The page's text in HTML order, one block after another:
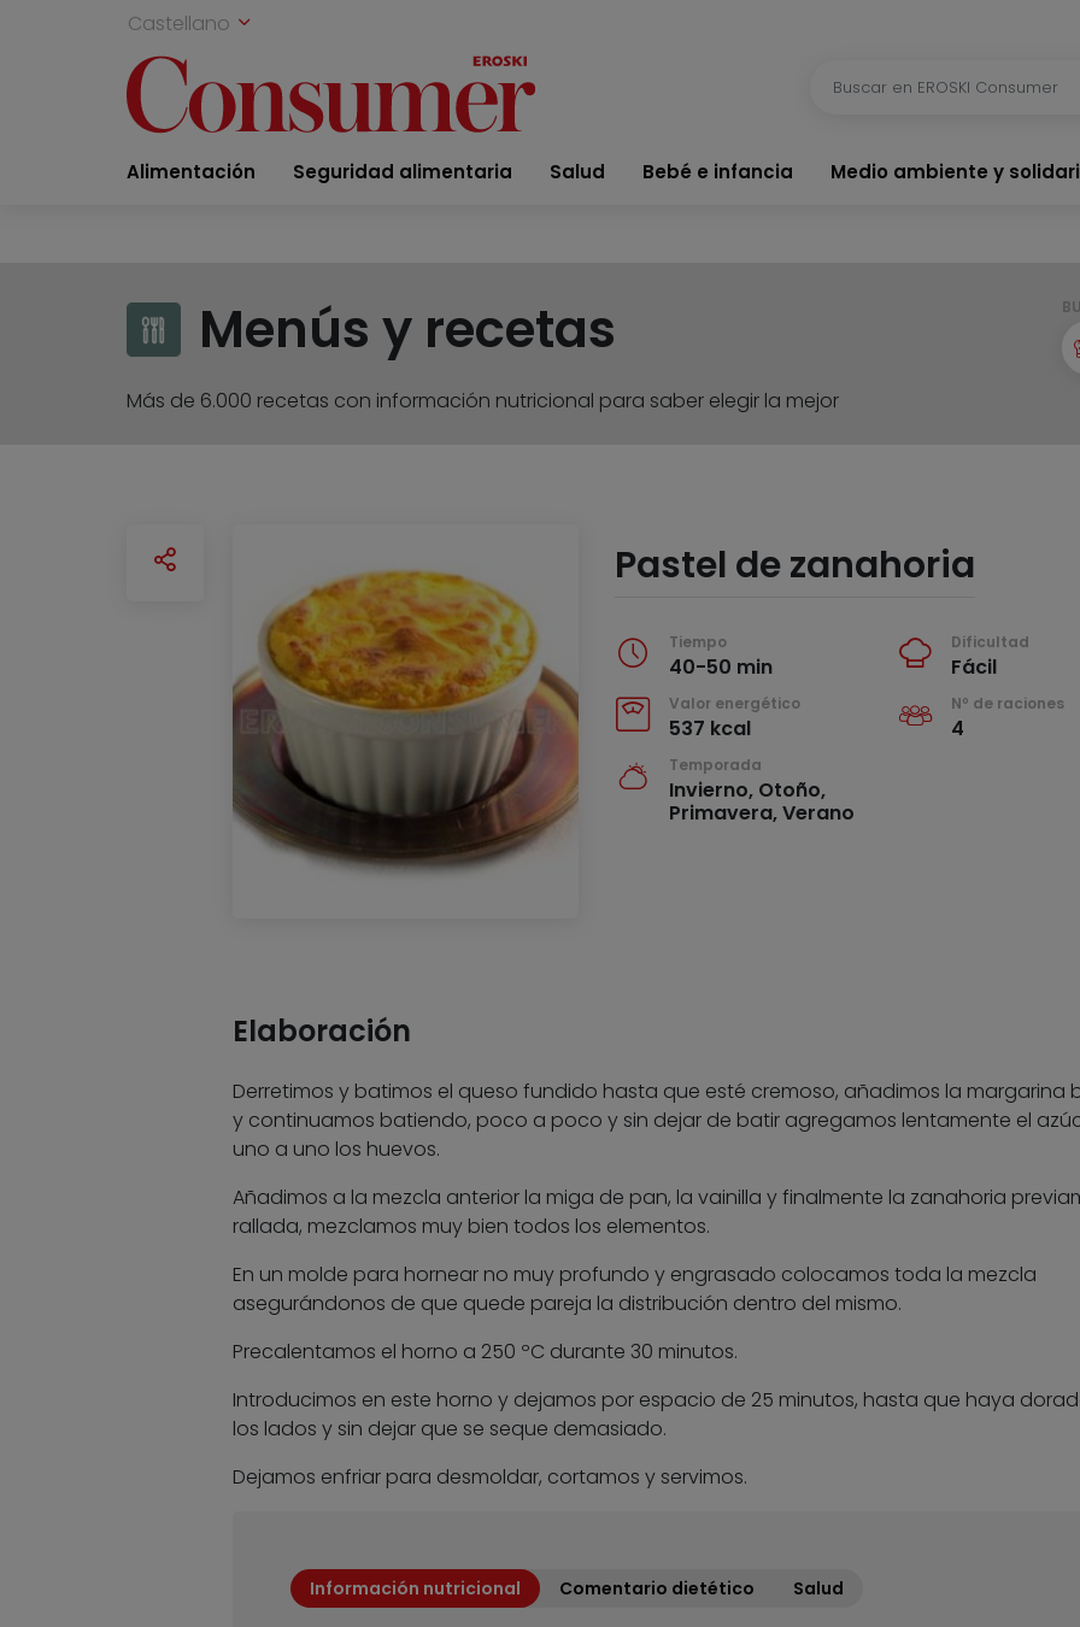
Castellano
Alimentación Seguridad alimentaria Salud Bebé e infancia Medio ambiente y
Menús y recetas
Más de 6.000 recetas con información nutricional para saber elegir la mejor
Pastel de zanahoria
Tiempo
40-50 min
Dificultad
Fácil
Valor energético
537 kcal
Nº de raciones
4
Temporada
Invierno, Otoño,
Primavera, Verano
Elaboración
Derretimos y batimos el queso fundido hasta que esté cremoso, añadimos la margarina
y continuamos batiendo, poco a poco y sin dejar de batir agregamos lentamente el
uno a uno los huevos.
Añadimos a la mezcla anterior la miga de pan, la vainilla y finalmente la zanahoria
rallada, mezclamos muy bien todos los elementos.
En un molde para hornear no muy profundo y engrasado colocamos toda la mezcla
asegurándonos de que quede pareja la distribución dentro del mismo.
Precalentamos el horno a 250 ºC durante 30 minutos.
Introducimos en este horno y dejamos por espacio de 25 minutos, hasta que haya
los lados y sin dejar que se seque demasiado.
Dejamos enfriar para desmoldar, cortamos y servimos.
Información nutricional Comentario dietético Salud